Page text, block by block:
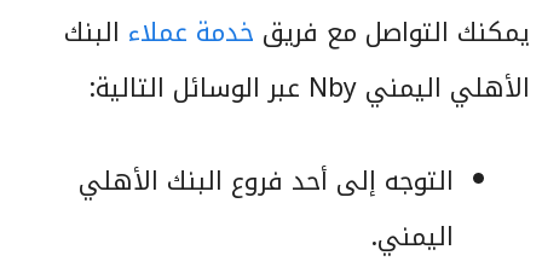
يمكنك التواصل مع فريق خدمة عملاء البنك
الأهلي اليمني Nby عبر الوسائل التالية:
التوجه إلى أحد فروع البنك الأهلي
اليمني.